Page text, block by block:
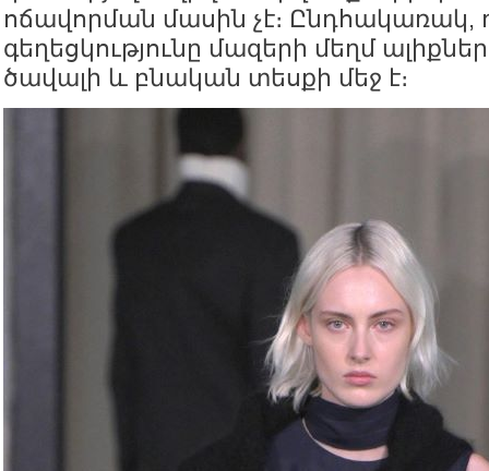
ոճավորման մասին չէ։ Ընդհակառակ,
գեղեցկությունը մազերի մեղմ
ծավալի և բնական տեսքի մեջ է։